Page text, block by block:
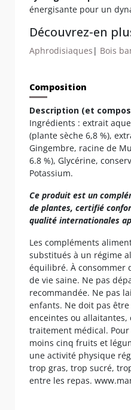
énergisante pour un
Découvrez-en
Aphrodisiaques | Bois
Composition
Description (et
Ingrédients : extrait
(plante sèche 6,8 %),
Gingembre, racine de
6.8 %), Glycérine,
Potassium.
Ce produit est un
de plantes, certifié
qualité internationales
Les compléments
substitués à un régime
équilibré. À consommer
de vie saine. Ne pas
recommandée. Ne pas
enfants. Ne doit pas
enceintes ou allaitantes,
traitement médical.
moins cinq fruits et
une activité physique
trop gras, trop sucré,
entre les repas.